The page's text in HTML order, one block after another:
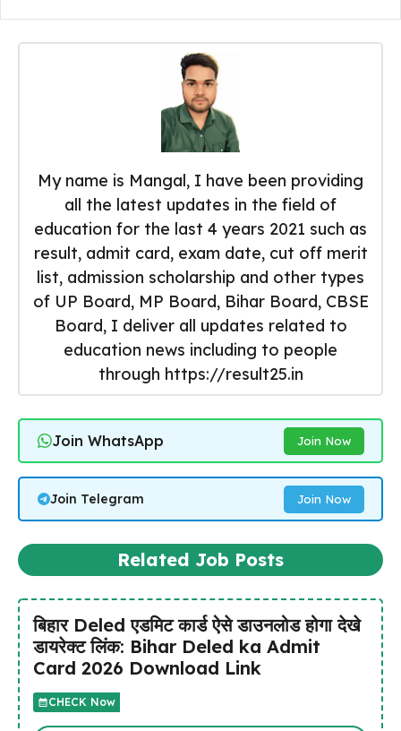
My name is Mangal, I have been providing
all the latest updates in the field of
education for the last 4 years 2021 such as
result, admit card, exam date, cut off merit
list, admission scholarship and other types
of UP Board, MP Board, Bihar Board, CBSE
Board, I deliver all updates related to
education news including to people
through https://result25.in
Join WhatsApp Join Now
Join Telegram Join Now
Related Job Posts
बिहार Deled एडमिट कार्ड ऐसे डाउनलोड होगा देखे
डायरेक्ट लिंक: Bihar Deled ka Admit
Card 2026 Download Link
CHECK Now